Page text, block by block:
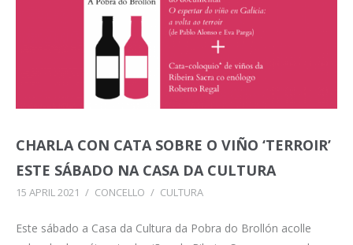
CHARLA CON CATA SOBRE O VIÑO ‘TERROIR’
ESTE SÁBADO NA CASA DA CULTURA
15 APRIL 2021 / CONCELLO / CULTURA
Este sábado a Casa da Cultura da Pobra do Brollón acolle